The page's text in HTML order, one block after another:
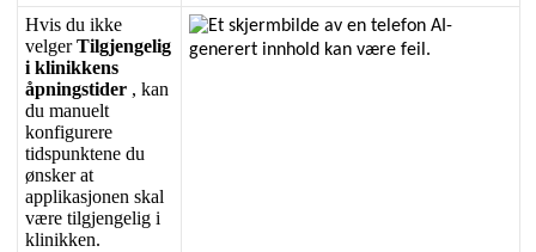
Hvis du ikke
velger Tilgjengelig
i klinikkens
åpningstider , kan
du manuelt
konfigurere
tidspunktene du
ønsker at
applikasjonen skal
være tilgjengelig i
klinikken.